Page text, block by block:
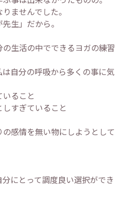
ませんでした。
生」だから。
生活の中でできるヨガの練習
自分の呼吸から多くの事に気
ること
すぎていること
感情を無い物にしようとして
にとって調度良い選択ができ